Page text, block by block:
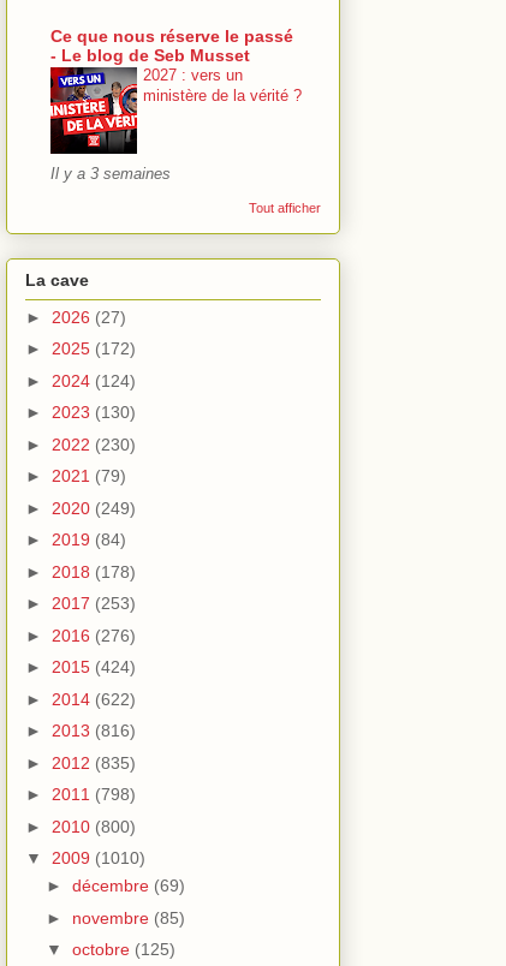
Ce que nous réserve le passé
- Le blog de Seb Musset
2027 : vers un
ministère de la vérité ?
Il y a 3 semaines
Tout afficher
La cave
► 2026 (27)
► 2025 (172)
► 2024 (124)
► 2023 (130)
► 2022 (230)
► 2021 (79)
► 2020 (249)
► 2019 (84)
► 2018 (178)
► 2017 (253)
► 2016 (276)
► 2015 (424)
► 2014 (622)
► 2013 (816)
► 2012 (835)
► 2011 (798)
► 2010 (800)
▼ 2009 (1010)
► décembre (69)
► novembre (85)
▼ octobre (125)